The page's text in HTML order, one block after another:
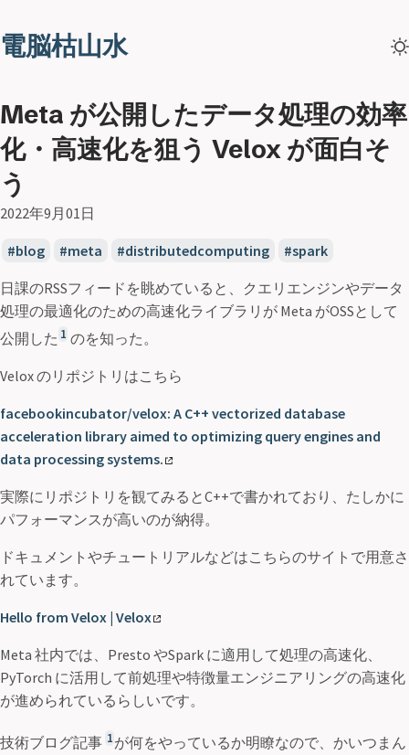
電脳枯山水
Meta が公開したデータ処理の効率
化・高速化を狙う Velox が面白そ
う
2022年9月01日
blog meta distributedcomputing spark
日課のRSSフィードを眺めていると、クエリエンジンやデータ
処理の最適化のための高速化ライブラリが Meta がOSSとして
公開した 1 のを知った。
Velox のリポジトリはこちら
facebookincubator/velox: A C++ vectorized database
acceleration library aimed to optimizing query engines and
data processing systems.
実際にリポジトリを観てみるとC++で書かれており、たしかに
パフォーマンスが高いのが納得。
ドキュメントやチュートリアルなどはこちらのサイトで用意さ
れています。
Hello from Velox | Velox
Meta 社内では、Presto やSpark に適用して処理の高速化、
PyTorch に活用して前処理や特徴量エンジニアリングの高速化
が進められているらしいです。
技術ブログ記事 1が何をやっているか明瞭なので、かいつまん